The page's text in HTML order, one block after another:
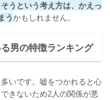
うという考え方は、かえっ
うかもしれません。
男の特徴ランキング
いです。嘘をつかれると心
きないため2人の関係が悪